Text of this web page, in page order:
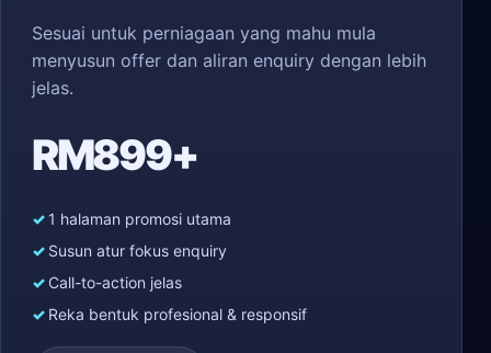
Sesuai untuk perniagaan yang mahu mula
menyusun offer dan aliran enquiry dengan lebih
jelas.
RM899+
1 halaman promosi utama
Susun atur fokus enquiry
Call-to-action jelas
Reka bentuk profesional & responsif